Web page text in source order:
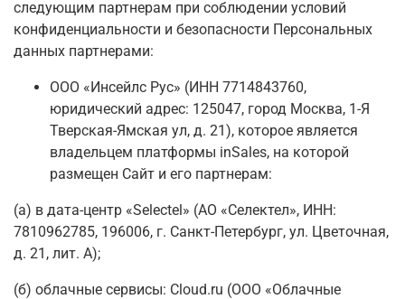
следующим партнерам при соблюдении условий
конфиденциальности и безопасности Персональных
данных партнерами:
ООО «Инсейлс Рус» (ИНН 7714843760,
юридический адрес: 125047, город Москва, 1-Я
Тверская-Ямская ул, д. 21), которое является
владельцем платформы inSales, на которой
размещен Сайт и его партнерам:
(а) в дата-центр «Selectel» (АО «Селектел», ИНН:
7810962785, 196006, г. Санкт-Петербург, ул. Цветочная,
д. 21, лит. А);
(б) облачные сервисы: Cloud.ru (ООО «Облачные